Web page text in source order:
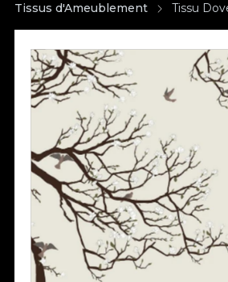
Tissus d'Ameublement Tissu